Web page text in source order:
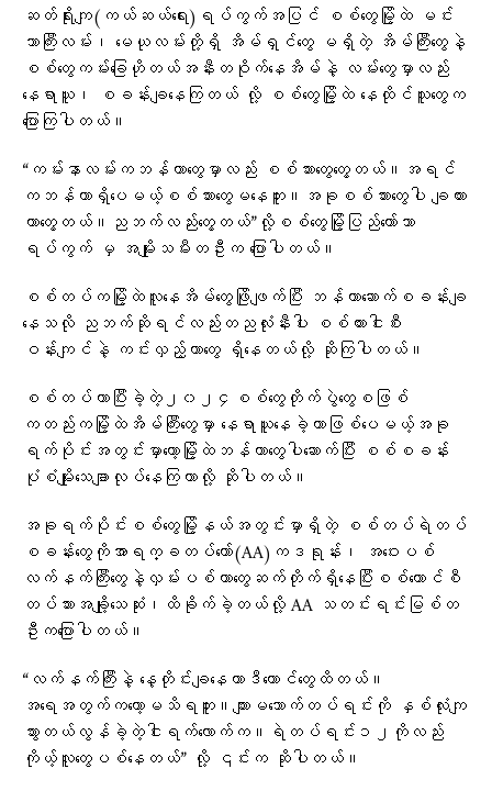
ဆတ်ရိုးကျ(ကယ်ဆယ်ရေး)ရပ်ကွက်အပြင် စစ်တွေမြို့ထဲ မင်း
ဘာကြီးလမ်း၊ မေယုလမ်းတို့ရှိ အိမ်ရှင်တွေ မရှိတဲ့ အိမ်ကြီးတွေနဲ့
စစ်တွေကမ်းခြေဟိုတယ်အနီးတဝိုက်နေအိမ်နဲ့ လမ်းတွေမှာလည်း
နေရာယူ၊ စခန်းချနေကြတယ် လို့ စစ်တွေမြို့ထဲ နေထိုင်သူတွေက
ပြောကြပါတယ်။
“ကမ်းနာလမ်းကဘန်ကာတွေမှာလည်း စစ်သားတွေတွေ့တယ်။အရင်
ကဘန်ကာရှိပေမယ့်စစ်သားတွေမနေဘူး။အခုစစ်သားတွေပါ ချထား
တာတွေ့တယ်။ညဘက်လည်းတွေ့တယ်”လို့စစ်တွေမြို့ပြည်တော်သာ
ရပ်ကွက် မှ အမျိုးသမီးတဦးက ပြောပါတယ်။
စစ်တပ်ကမြို့ထဲလူနေအိမ်တွေဖြိုဖျက်ပြီး ဘန်ကာဆောက်စခန်းချ
နေသလို ညဘက်ဆိုရင်လည်းတညလုံးနီးပါး စစ်ကားငါးစီး
ဝန်းကျင်နဲ့ ကင်းလှည့်တာတွေ ရှိနေတယ်လို့ ဆိုကြပါတယ်။
စစ်တပ်ဟာပြီးခဲ့တဲ့၂၀၂၄စစ်တွေတိုက်ပွဲတွေစဖြစ်
ကတည်းကမြို့ထဲအိမ်ကြီးတွေမှာ နေရာယူနေခဲ့တာဖြစ်ပေမယ့်အခု
ရက်ပိုင်းအတွင်းမှာတော့မြို့ထဲဘန်ကာတွေပါဆောက်ပြီး စစ်စခန်း
ပုံစံမျိုးသေချာလုပ်နေကြတာလို့ ဆိုပါတယ်။
အခုရက်ပိုင်းစစ်တွေမြို့နယ်အတွင်းမှာရှိတဲ့ စစ်တပ်ရဲတပ်
စခန်းတွေကိုအာရက္ခတပ်တော်(AA)ကဒရုန်း၊ အဝေးပစ်
လက်နက်ကြီးတွေနဲ့လှမ်းပစ်တာတွေဆက်တိုက်ရှိနေပြီးစစ်ကောင်စီ
တပ်သားအချို့သေဆုံး၊ထိခိုက်ခဲ့တယ်လို့ AA သတင်းရင်းမြစ်တ
ဦးကပြောပါတယ်။
“လက်နက်ကြီးနဲ့ နေ့တိုင်းချနေတာဒီကောင်တွေထိတယ်။
အရေအတွက်ကတော့မသိရဘူး။ကျားမသောက်တပ်ရင်းကို နှစ်လုံးကျ
သွားတယ်လွန်ခဲ့တဲ့ငါးရက်လောက်က။ရဲတပ်ရင်း၁၂ကိုလည်း
ကိုယ့်လူတွေပစ်နေတယ်” လို့ ၎င်းက ဆိုပါတယ်။